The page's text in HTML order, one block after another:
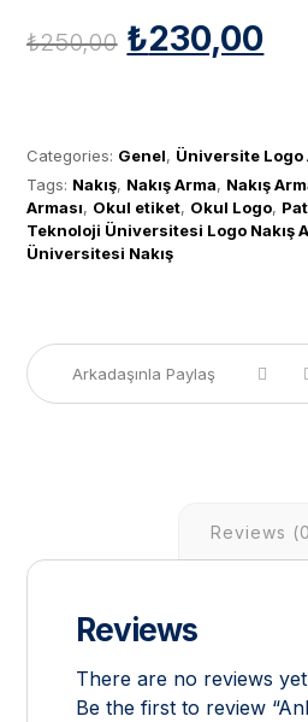
₺250,00 ₺230,00
Categories: Genel, Üniversite Logo
Tags: Nakış, Nakış Arma, Nakış
Arması, Okul etiket, Okul Logo,
Teknoloji Üniversitesi Logo Nakış
Üniversitesi Nakış
Reviews
Reviews
There are no reviews
Be the first to review